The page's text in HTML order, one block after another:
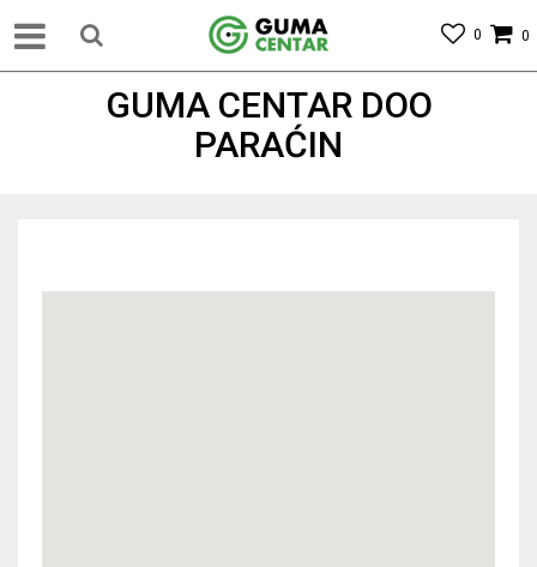
0
0
GUMA CENTAR DOO
PARAĆIN